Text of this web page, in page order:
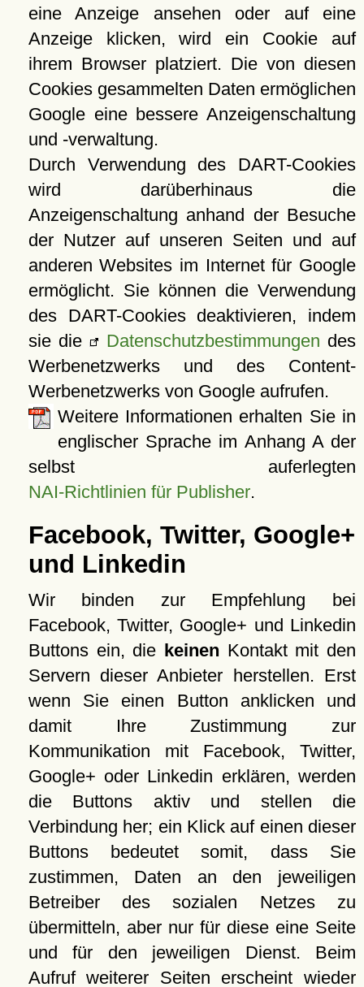
eine Anzeige ansehen oder auf eine
Anzeige klicken, wird ein Cookie auf
ihrem Browser platziert. Die von diesen
Cookies gesammelten Daten ermöglichen
Google eine bessere Anzeigenschaltung
und -verwaltung.
Durch Verwendung des DART-Cookies
wird darüberhinaus die
Anzeigenschaltung anhand der Besuche
der Nutzer auf unseren Seiten und auf
anderen Websites im Internet für Google
ermöglicht. Sie können die Verwendung
des DART-Cookies deaktivieren, indem
sie die
Datenschutzbestimmungen des
Werbenetzwerks und des Content-
Werbenetzwerks von Google aufrufen.
Weitere Informationen erhalten Sie in
englischer Sprache im Anhang A der
selbst auferlegten
NAI-Richtlinien für Publisher.
Facebook, Twitter, Google+
und Linkedin
Wir binden zur Empfehlung bei
Facebook, Twitter, Google+ und Linkedin
Buttons ein, die keinen Kontakt mit den
Servern dieser Anbieter herstellen. Erst
wenn Sie einen Button anklicken und
damit Ihre Zustimmung zur
Kommunikation mit Facebook, Twitter,
Google+ oder Linkedin erklären, werden
die Buttons aktiv und stellen die
Verbindung her; ein Klick auf einen dieser
Buttons bedeutet somit, dass Sie
zustimmen, Daten an den jeweiligen
Betreiber des sozialen Netzes zu
übermitteln, aber nur für diese eine Seite
und für den jeweiligen Dienst. Beim
Aufruf weiterer Seiten erscheint wieder